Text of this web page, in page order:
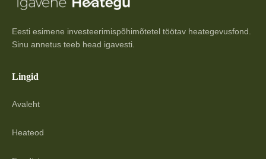
Eesti esimene investeerimispõhimõtetel töötav heategevusfond.
Sinu annetus teeb head igavesti.
Lingid
Avaleht
Heateod